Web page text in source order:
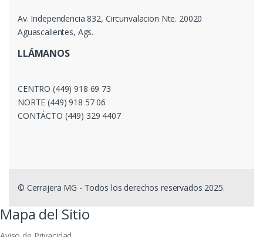
Av. Independencia 832, Circunvalacion Nte. 20020
Aguascalientes, Ags.
LLÁMANOS
CENTRO (449) 918 69 73
NORTE (449) 918 57 06
CONTÁCTO (449) 329 4407
© Cerrajera MG - Todos los derechos reservados 2025.
Mapa del Sitio